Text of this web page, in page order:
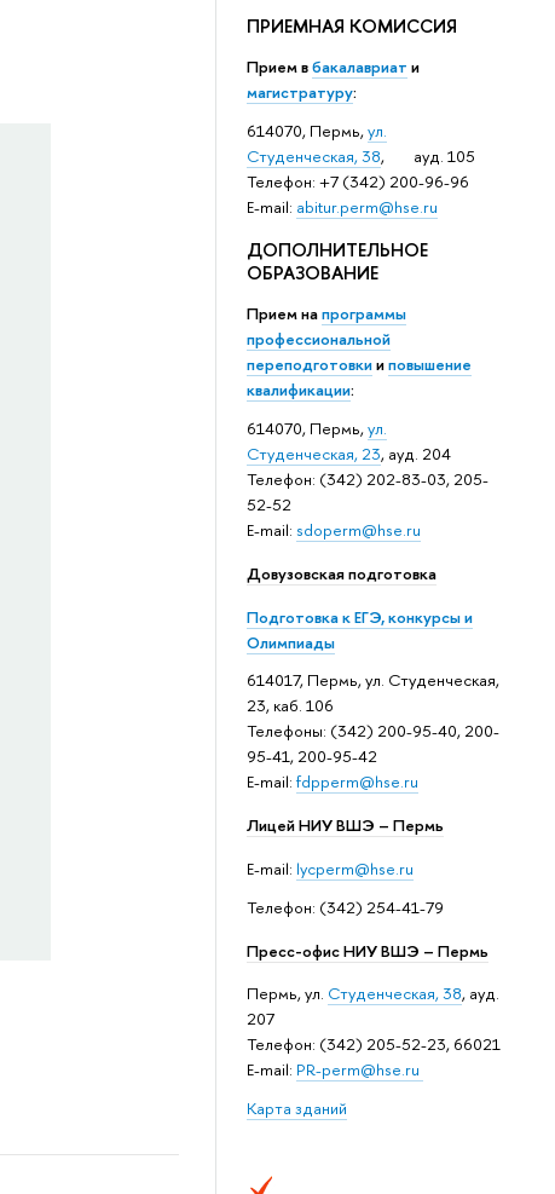
ПРИЕМНАЯ КОМИССИЯ
Прием вбакалавриат и
магистратуру:
614070, Пермь,ул.
Студенческая, 38, ауд. 105
Телефон: +7 (342) 200-96-96
E-mail: abitur.perm@hse.ru
ДОПОЛНИТЕЛЬНОЕ
ОБРАЗОВАНИЕ
Прием напрограммы
профессиональной
переподготовкииповышение
квалификации:
614070, Пермь,ул.
Студенческая, 23, ауд. 204
Телефон: (342) 202-83-03, 205-
52-52
E-mail: sdoperm@hse.ru
Довузовская подготовка
Подготовка к ЕГЭ, конкурсы и
Олимпиады
614017, Пермь, ул. Студенческая,
23, каб. 106
Телефоны: (342) 200-95-40, 200-
95-41, 200-95-42
E-mail: fdpperm@hse.ru
Лицей НИУ ВШЭ – Пермь
E-mail: lycperm@hse.ru
Телефон: (342) 254-41-79
Пресс-офис НИУ ВШЭ – Пермь
Пермь, ул. Студенческая, 38, ауд.
207
Телефон: (342) 205-52-23, 66021
E-mail: PR-perm@hse.ru
Карта зданий